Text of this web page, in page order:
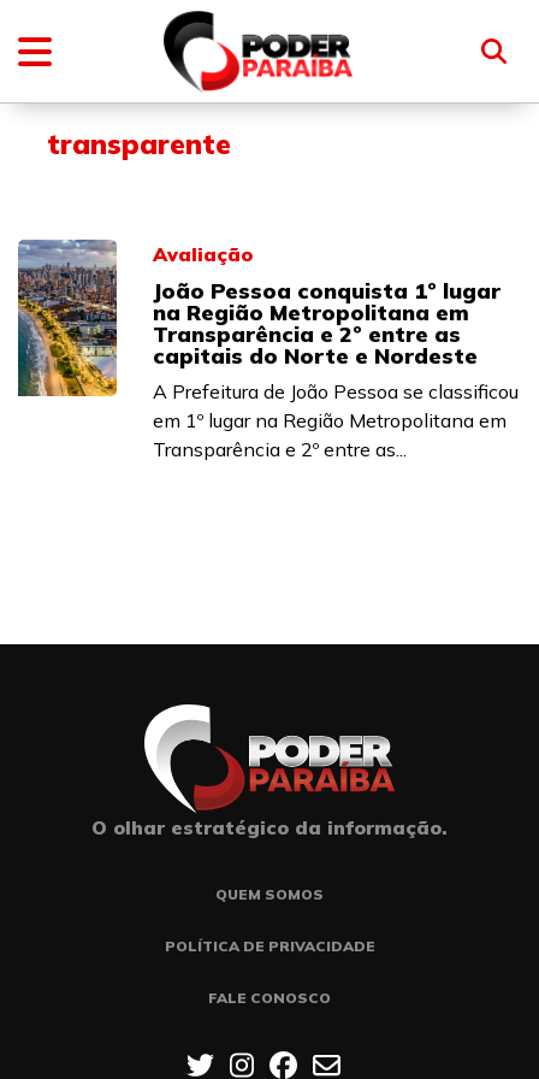
transparente
Avaliação
João Pessoa conquista 1º lugar
na Região Metropolitana em
Transparência e 2º entre as
capitais do Norte e Nordeste
A Prefeitura de João Pessoa se classificou
em 1º lugar na Região Metropolitana em
Transparência e 2º entre as...
O olhar estratégico da informação.
QUEM SOMOS
POLÍTICA DE PRIVACIDADE
FALE CONOSCO